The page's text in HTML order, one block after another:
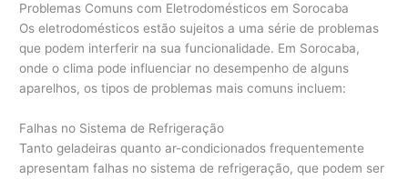
Problemas Comuns com Eletrodomésticos em Sorocaba
Os eletrodomésticos estão sujeitos a uma série de problemas
que podem interferir na sua funcionalidade. Em Sorocaba,
onde o clima pode influenciar no desempenho de alguns
aparelhos, os tipos de problemas mais comuns incluem:
Falhas no Sistema de Refrigeração
Tanto geladeiras quanto ar-condicionados frequentemente
apresentam falhas no sistema de refrigeração, que podem ser